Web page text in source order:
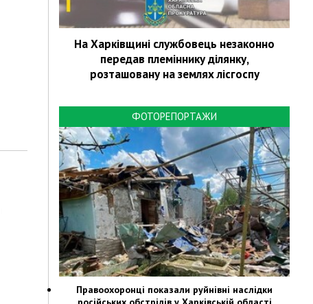
На Харківщині службовець незаконно
передав племіннику ділянку,
розташовану на землях лісгоспу
ФОТОРЕПОРТАЖИ
Правоохоронці показали руйнівні наслідки